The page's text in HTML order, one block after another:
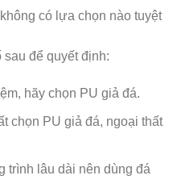
có lựa chọn nào tuyệt
sau để quyết định:
hãy chọn PU giả đá.
chọn PU giả đá, ngoại thất
trình lâu dài nên dùng đá